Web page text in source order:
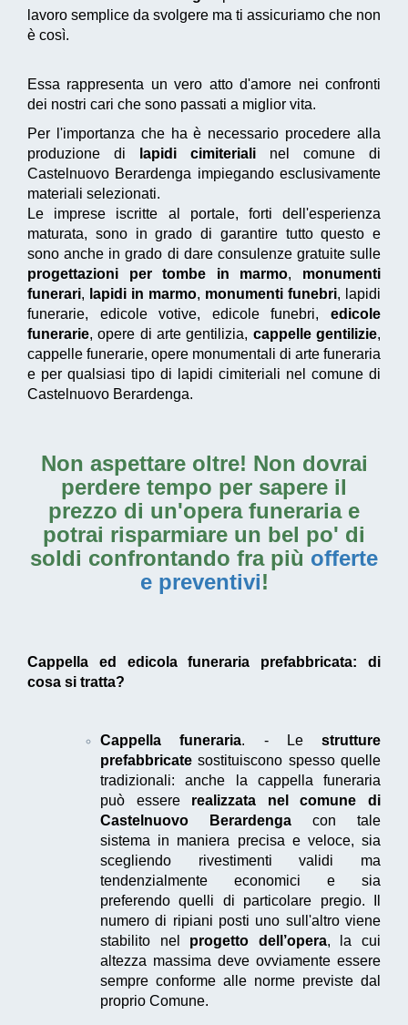
lavoro semplice da svolgere ma ti assicuriamo che non
è così.
Essa rappresenta un vero atto d'amore nei confronti
dei nostri cari che sono passati a miglior vita.
Per l'importanza che ha è necessario procedere alla
produzione di
lapidi cimiteriali nel comune di
Castelnuovo Berardenga impiegando esclusivamente
materiali selezionati.
Le imprese iscritte al portale, forti dell'esperienza
maturata, sono in grado di garantire tutto questo e
sono anche in grado di dare consulenze gratuite sulle
progettazioni per tombe in marmo, monumenti
funerari, lapidi in marmo, monumenti funebri, lapidi
funerarie, edicole votive, edicole funebri, edicole
funerarie, opere di arte gentilizia, cappelle gentilizie,
cappelle funerarie, opere monumentali di arte funeraria
e per qualsiasi tipo di lapidi cimiteriali nel comune di
Castelnuovo Berardenga.
Non aspettare oltre! Non dovrai
perdere tempo per sapere il
prezzo di un'opera funeraria e
potrai risparmiare un bel po' di
soldi confrontando fra più offerte
e preventivi!
Cappella ed edicola funeraria prefabbricata: di
cosa si tratta?
Cappella funeraria. - Le strutture
prefabbricate sostituiscono spesso quelle
tradizionali: anche la cappella funeraria
può essere realizzata nel comune di
Castelnuovo Berardenga con tale
sistema in maniera precisa e veloce, sia
scegliendo rivestimenti validi ma
tendenzialmente economici e sia
preferendo quelli di particolare pregio. Il
numero di ripiani posti uno sull'altro viene
stabilito nel progetto dell’opera, la cui
altezza massima deve ovviamente essere
sempre conforme alle norme previste dal
proprio Comune.